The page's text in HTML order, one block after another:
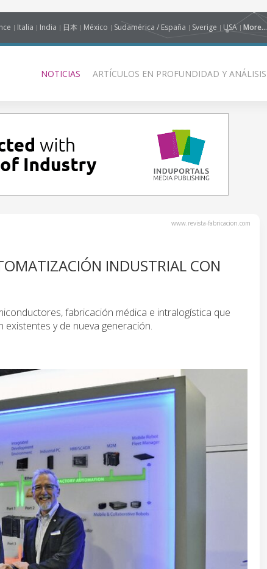
Italia India 日本 México Sudamérica / España Sverige USA More...
NOTICIAS ARTÍCULOS EN PROFUNDIDAD Y ANÁLISIS
www.revista-fabricacion.com
INDUSTRIAL CON
fabricación médica e intralogística que
y de nueva generación.